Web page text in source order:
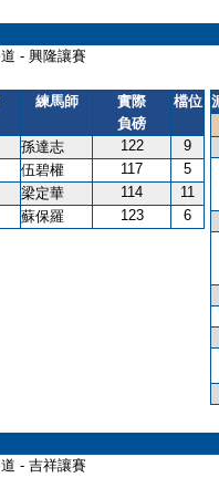
- 興隆讓賽
練馬師
實際
負磅
檔位
孫達志 122
9
伍碧權 117
5
梁定華 114
11
蘇保羅 123 6
- 吉祥讓賽